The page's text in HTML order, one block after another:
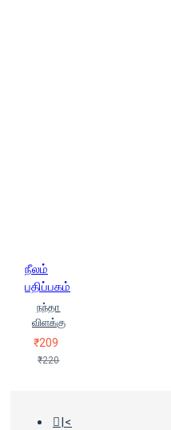
நீலம்
பதிப்பகம்
நந்தா
விளக்கு
₹209
₹220
|<